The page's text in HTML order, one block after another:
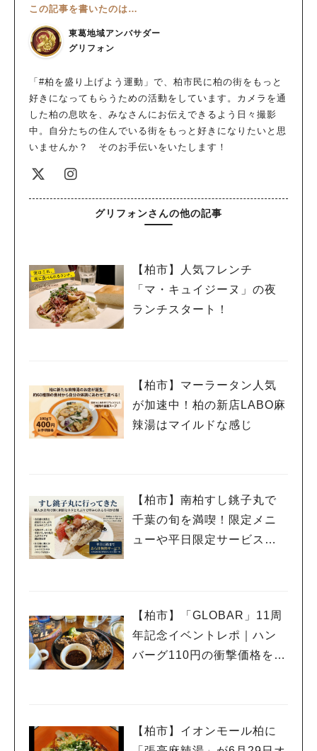
この記事を書いたのは…
東葛地域アンバサダー
グリフォン
「#柏を盛り上げよう運動」で、柏市民に柏の街をもっと
好きになってもらうための活動をしています。カメラを通
した柏の息吹を、みなさんにお伝えできるよう日々撮影
中。自分たちの住んでいる街をもっと好きになりたいと思
いませんか？ そのお手伝いをいたします！
グリフォンさんの他の記事
【柏市】人気フレンチ
「マ・キュイジーヌ」の夜
ランチスタート！
【柏市】マーラータン人気
が加速中！柏の新店LABO麻
辣湯はマイルドな感じ
【柏市】南柏すし銚子丸で
千葉の旬を満喫！限定メニ
ューや平日限定サービスを
【柏市】「GLOBAR」11周
年記念イベントレポ｜ハン
バーグ110円の衝撃価格を体
【柏市】イオンモール柏に